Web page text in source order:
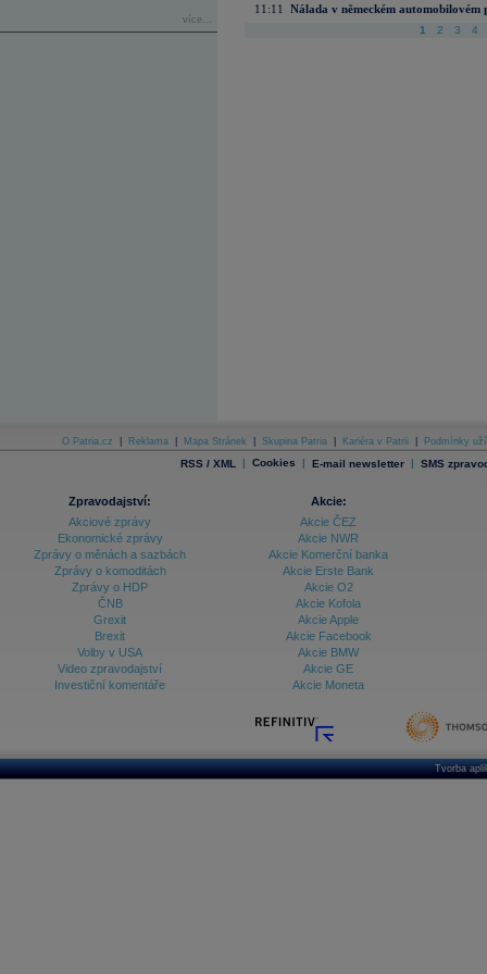
více...
11:11
Nálada v německém automobilovém
1 2 3 4
O Patria.cz Reklama Mapa Stránek Skupina Patria Kariéra v Patrii Podmínky
RSS / XML | Cookies | E-mail newsletter | SMS
Zpravodajství:
Akciové zprávy
Ekonomické zprávy
Zprávy o měnách a sazbách
Zprávy o komoditách
Zprávy o HDP
ČNB
Grexit
Brexit
Volby v USA
Video zpravodajství
Investiční komentáře
Akcie:
Akcie ČEZ
Akcie NWR
Akcie Komerční banka
Akcie Erste Bank
Akcie O2
Akcie Kofola
Akcie Apple
Akcie Facebook
Akcie BMW
Akcie GE
Akcie Moneta
Tvorba